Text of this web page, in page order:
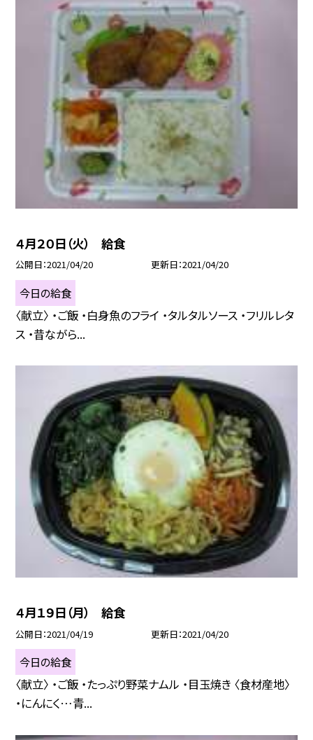
４月２０日（火） 給食
公開日 2021/04/20 更新日 2021/04/20
今日の給食
〈献立〉 ・ご飯 ・白身魚のフライ ・タルタルソース ・フリルレタ
ス ・昔ながら...
４月１９日（月） 給食
公開日 2021/04/19 更新日 2021/04/20
今日の給食
〈献立〉 ・ご飯 ・たっぷり野菜ナムル ・目玉焼き 〈食材産地〉
・にんにく…青...